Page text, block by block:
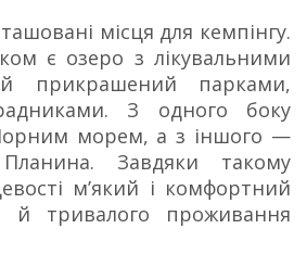
місця для кемпінгу.
є озеро з лікувальними
прикрашений парками,
З одного боку
морем, а з іншого —
Завдяки такому
м’який і комфортний
й тривалого проживання